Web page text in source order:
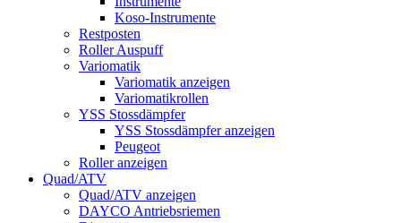
Koso-Instrumente
Restposten
Roller Auspuff
Variomatik
Variomatik anzeigen
Variomatikrollen
YSS Stossdämpfer
YSS Stossdämpfer anzeigen
Peugeot
Roller anzeigen
Quad/ATV
Quad/ATV anzeigen
DAYCO Antriebsriemen